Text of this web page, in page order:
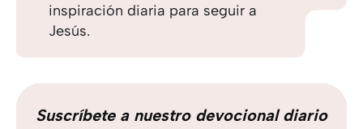
inspiración diaria para seguir a
Jesús.
Suscríbete a nuestro devocional diario